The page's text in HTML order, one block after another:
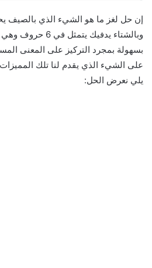
إن حل لغز ما هو الشيء الذي بالصيف
وبالشتاء يدفيك
بسهولة بمجرد التركيز على المعنى
على الشيء الذي يقدم لنا تلك
يلي نعرض الحل: